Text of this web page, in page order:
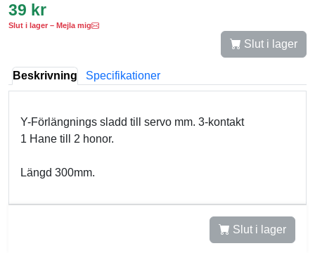
39 kr
Slut i lager – Mejla mig
Slut i lager
Beskrivning Specifikationer
Y-Förlängnings sladd till servo mm. 3-kontakt
1 Hane till 2 honor.
Längd 300mm.
Slut i lager